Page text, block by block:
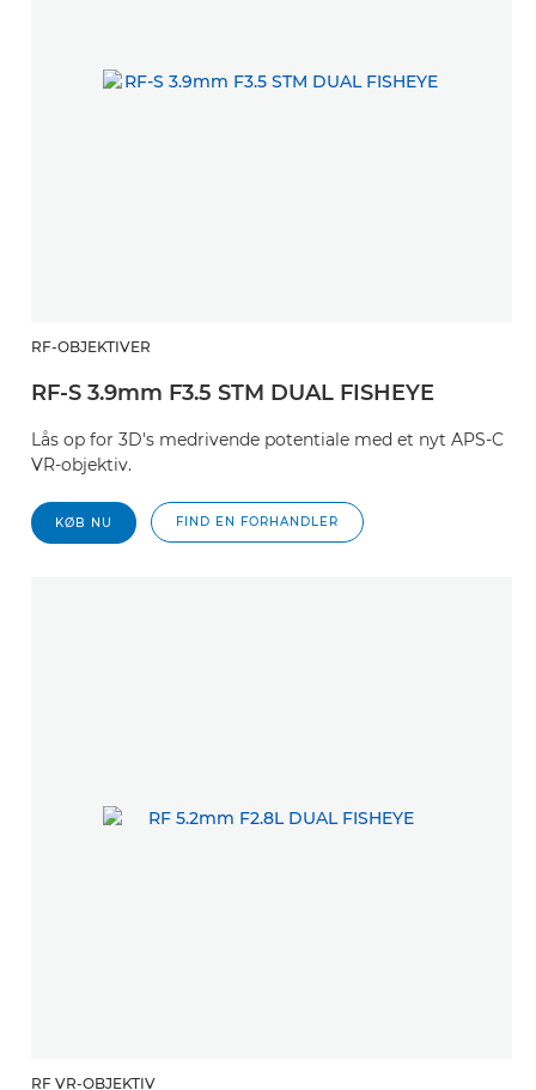
RF-OBJEKTIVER
RF-S 3.9mm F3.5 STM DUAL FISHEYE
Lås op for 3D's medrivende potentiale med et nyt APS-C
VR-objektiv.
KØB NU FIND EN FORHANDLER
RF VR-OBJEKTIV